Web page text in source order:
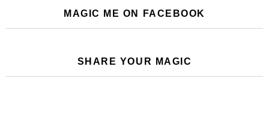
MAGIC ME ON FACEBOOK
SHARE YOUR MAGIC